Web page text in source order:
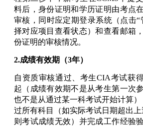
料后，身份证明和学历证明由考点
审核，同时应定期登录系统（点击“
择对应项目查看状态）和查看邮箱
份证明的审核情况。
2.成绩有效期（3年）
自资质审核通过、考生CIA考试获
起（成绩有效期不是从考生第一次
也不是从通过某一科考试开始计算
过所有科目（如实际考试日期超出上
则考试成绩无效）并完成工作经验